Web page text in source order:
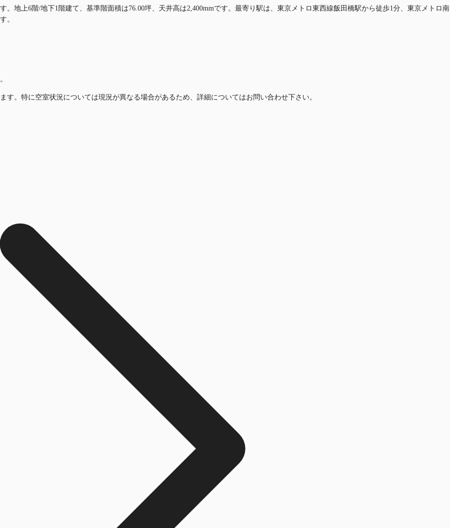
地上6階/地下1階建て、基準階面積は76.00坪、天井高は2,400mmです。最寄り駅は、東京メトロ東西線飯田橋駅から徒歩1分、東京メトロ南
。
。特に空室状況については現況が異なる場合があるため、詳細についてはお問い合わせ下さい。